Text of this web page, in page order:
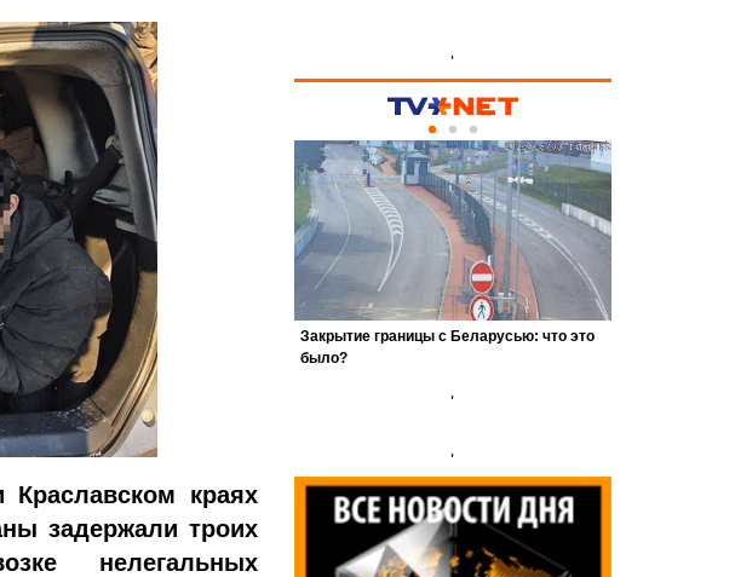
краях
задержали троих
нелегальных
'
'
'